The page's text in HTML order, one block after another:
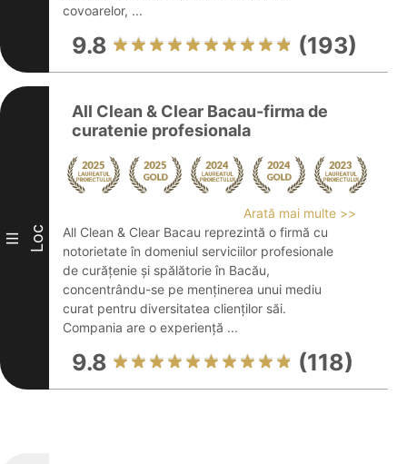
covoarelor, ...
9.8 (193)
III Loc
All Clean & Clear Bacau-firma de
curatenie profesionala
Arată mai multe >>
All Clean & Clear Bacau reprezintă o firmă cu
notorietate în domeniul serviciilor profesionale
de curățenie și spălătorie în Bacău,
concentrându-se pe menținerea unui mediu
curat pentru diversitatea clienților săi.
Compania are o experiență ...
9.8 (118)